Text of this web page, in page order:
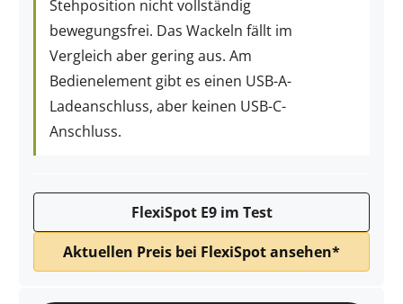
Stehposition nicht vollständig
bewegungsfrei. Das Wackeln fällt im
Vergleich aber gering aus. Am
Bedienelement gibt es einen USB-A-
Ladeanschluss, aber keinen USB-C-
Anschluss.
FlexiSpot E9 im Test
Aktuellen Preis bei FlexiSpot ansehen*